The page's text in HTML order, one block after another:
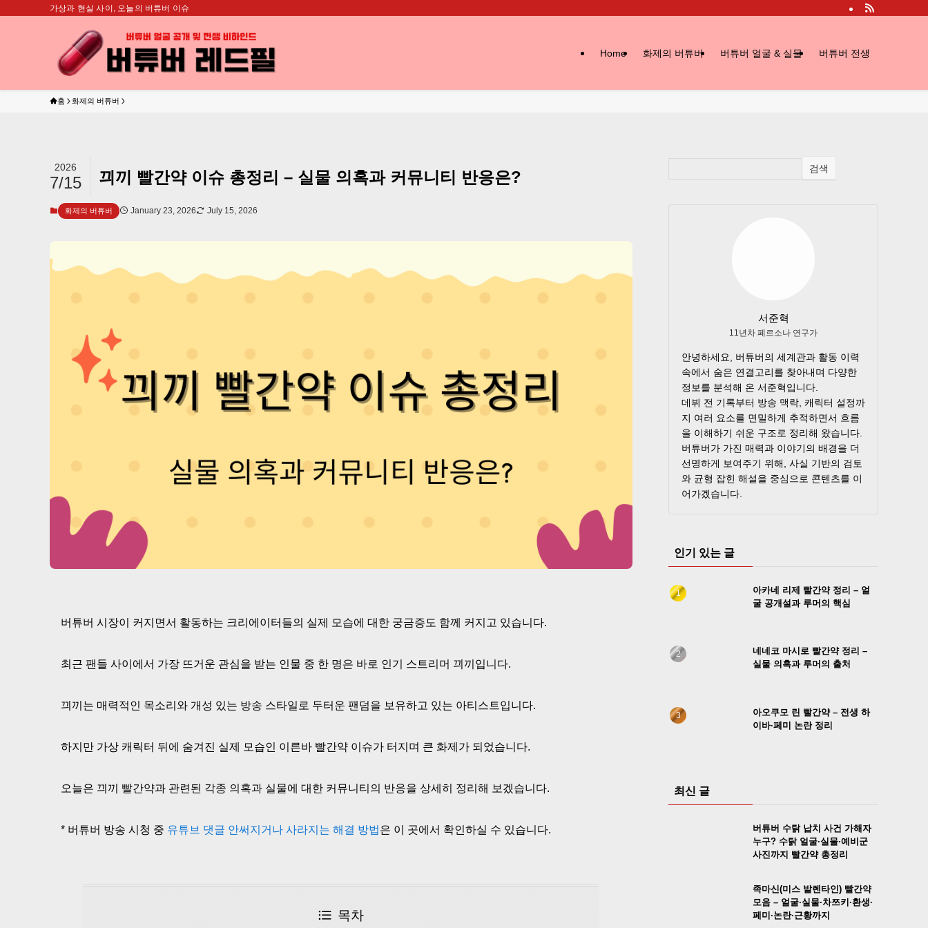
가상과 현실 사이, 오늘의 버튜버 이슈
Home 화제의 버튜버 버튜버 얼굴 & 실물 버튜버 전생
홈 화제의 버튜버
끠끼 빨간약 이슈 총정리 – 실물 의혹과 커뮤니티 반응은?
2026
7/15
화제의 버튜버 January 23, 2026 July 15, 2026
버튜버 시장이 커지면서 활동하는 크리에이터들의 실제 모습에 대한 궁금증도 함께 커지고 있습니다.
최근 팬들 사이에서 가장 뜨거운 관심을 받는 인물 중 한 명은 바로 인기 스트리머 끠끼입니다.
끠끼는 매력적인 목소리와 개성 있는 방송 스타일로 두터운 팬덤을 보유하고 있는 아티스트입니다.
하지만 가상 캐릭터 뒤에 숨겨진 실제 모습인 이른바 빨간약 이슈가 터지며 큰 화제가 되었습니다.
오늘은 끠끼 빨간약과 관련된 각종 의혹과 실물에 대한 커뮤니티의 반응을 상세히 정리해 보겠습니다.
* 버튜버 방송 시청 중 유튜브 댓글 안써지거나 사라지는 해결 방법은 이 곳에서 확인하실 수 있습니다.
목차
검색
서준혁
11년차 페르소나 연구가
안녕하세요, 버튜버의 세계관과 활동 이력
속에서 숨은 연결고리를 찾아내며 다양한
정보를 분석해 온 서준혁입니다.
데뷔 전 기록부터 방송 맥락, 캐릭터 설정까
지 여러 요소를 면밀하게 추적하면서 흐름
을 이해하기 쉬운 구조로 정리해 왔습니다.
버튜버가 가진 매력과 이야기의 배경을 더
선명하게 보여주기 위해, 사실 기반의 검토
와 균형 잡힌 해설을 중심으로 콘텐츠를 이
어가겠습니다.
인기 있는 글
아카네 리제 빨간약 정리 – 얼
굴 공개설과 루머의 핵심
네네코 마시로 빨간약 정리 –
실물 의혹과 루머의 출처
아오쿠모 린 빨간약 – 전생 하
이바·페미 논란 정리
최신 글
버튜버 수탉 납치 사건 가해자
누구? 수탉 얼굴·실물·예비군
사진까지 빨간약 총정리
족마신(미스 발렌타인) 빨간약
모음 – 얼굴·실물·차쯔키·환생·
페미·논란·근황까지